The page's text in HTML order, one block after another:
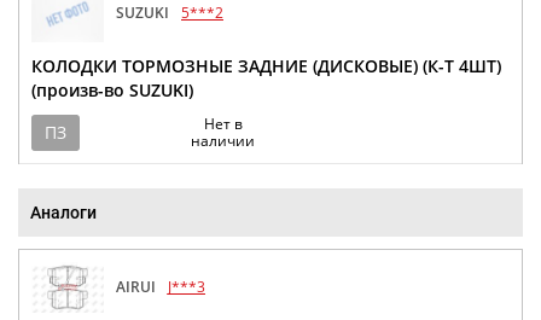
SUZUKI 5***2
КОЛОДКИ ТОРМОЗНЫЕ ЗАДНИЕ (ДИСКОВЫЕ) (К-Т 4ШТ)
(произв-во SUZUKI)
ПЗ
Нет в
наличии
Аналоги
AIRUI J***3